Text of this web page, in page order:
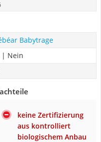
Babytrage
| Nein
keine Zertifizierung
aus kontrolliert
biologischem Anbau